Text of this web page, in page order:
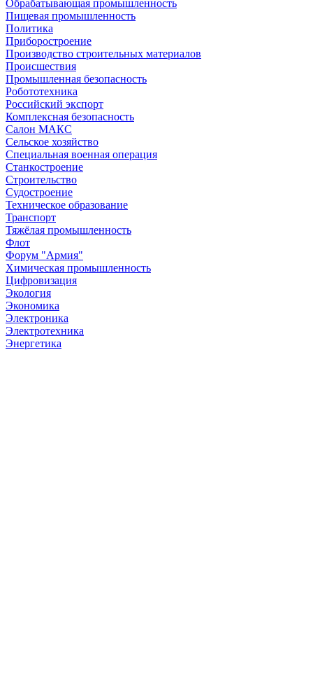
Обрабатывающая промышленность
Пищевая промышленность
Политика
Приборостроение
Производство строительных материалов
Происшествия
Промышленная безопасность
Робототехника
Российский экспорт
Комплексная безопасность
Салон МАКС
Сельское хозяйство
Специальная военная операция
Станкостроение
Строительство
Судостроение
Техническое образование
Транспорт
Тяжёлая промышленность
Флот
Форум "Армия"
Химическая промышленность
Цифровизация
Экология
Экономика
Электроника
Электротехника
Энергетика